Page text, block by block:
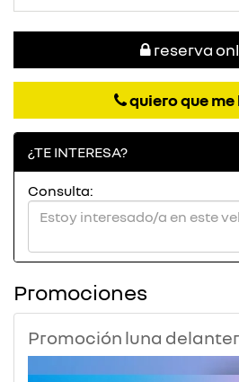
reserva
quiero que me
¿TE INTERESA?
Consulta:
Promociones
Promoción luna